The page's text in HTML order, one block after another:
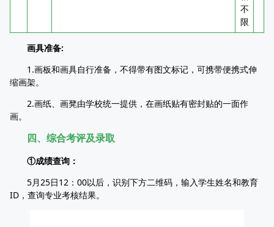
不
限
画具准备:
1.画板和画具自行准备，不得带有图文标记，可携带便携式伸
缩画架。
2.画纸、画凳由学校统一提供，在画纸贴有密封贴的一面作
画。
四、综合考评及录取
①成绩查询：
5月25日12：00以后，识别下方二维码，输入学生姓名和教育
ID，查询专业考核结果。